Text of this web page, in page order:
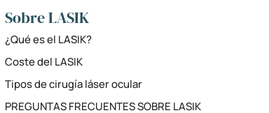
Sobre LASIK
¿Qué es el LASIK?
Coste del LASIK
Tipos de cirugía láser ocular
PREGUNTAS FRECUENTES SOBRE LASIK